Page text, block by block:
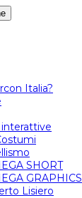
Italia?
SHORT
GRAPHICS
Lisiero